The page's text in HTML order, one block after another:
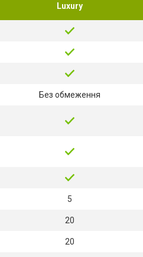
Luxury
Без обмеження
5
20
20